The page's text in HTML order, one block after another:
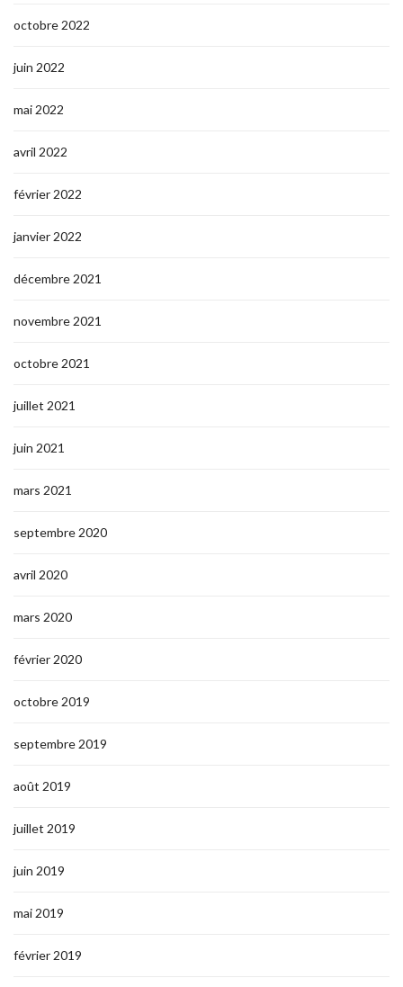
octobre 2022
juin 2022
mai 2022
avril 2022
février 2022
janvier 2022
décembre 2021
novembre 2021
octobre 2021
juillet 2021
juin 2021
mars 2021
septembre 2020
avril 2020
mars 2020
février 2020
octobre 2019
septembre 2019
août 2019
juillet 2019
juin 2019
mai 2019
février 2019